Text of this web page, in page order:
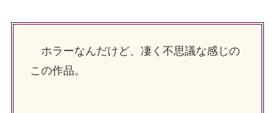
ホラーなんだけど、凄く不思議な感じの
この作品。